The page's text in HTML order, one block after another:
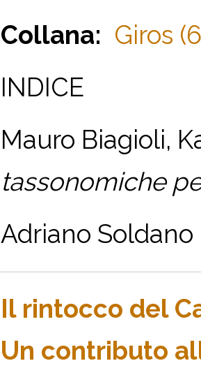
Collana: Giros
INDICE
Mauro Biagioli,
tassonomiche
Adriano Soldano
Il rintocco del
Un contributo